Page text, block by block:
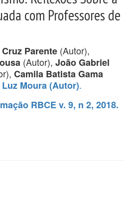
com Professores de
Parente (Autor),
(Autor), João Gabriel
Camila Batista Gama
Moura (Autor).
RBCE v. 9, n 2, 2018.